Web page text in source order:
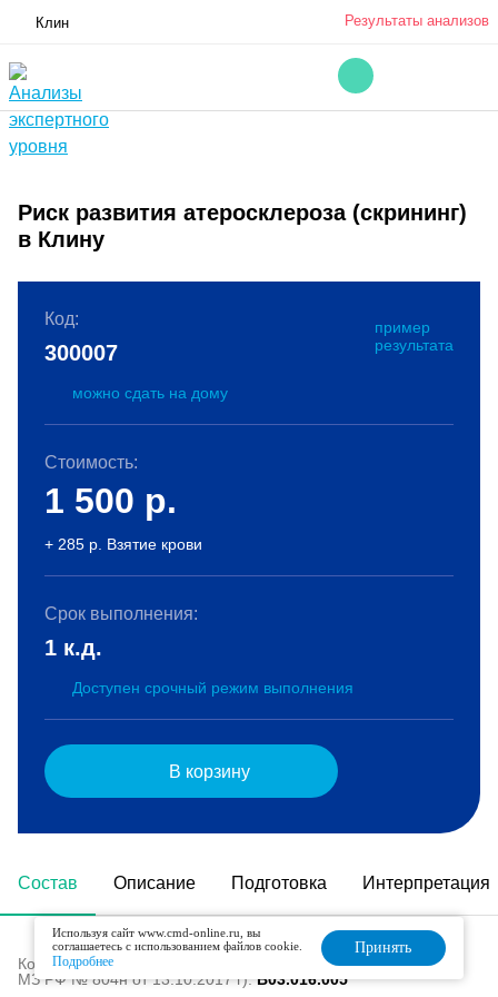
Клин Результаты анализов
Риск развития атеросклероза (скрининг)
в Клину
Состав Описание Подготовка Интерпретация
Код в номенклатуре медицинских услуг (Приказ
МЗ РФ № 804н от 13.10.2017 г):B03.016.005
Код:
пример
результата
300007
можно сдать на дому
Стоимость:
1 500 р.
+ 285 р. Взятие крови
Срок выполнения:
1 к.д.
Доступен срочный режим выполнения
В корзину
Используя сайт www.cmd-online.ru, вы
соглашаетесь с использованием файлов cookie.
Подробнее
Принять